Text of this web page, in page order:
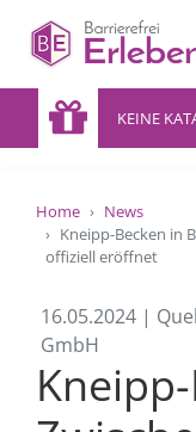
KEINE
Home
News
Kneipp-Becken in
offiziell eröffnet
16.05.2024 |
GmbH